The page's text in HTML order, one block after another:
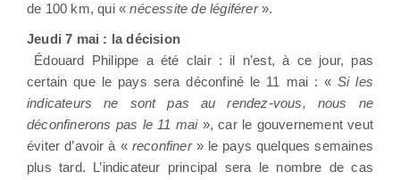
de 100 km, qui «nécessite de légiférer».
Jeudi 7 mai : la décision
Édouard Philippe a été clair : il n’est, à ce jour, pas
certain que le pays sera déconfiné le 11 mai : «Si les
indicateurs ne sont pas au rendez-vous, nous ne
déconfinerons pas le 11 mai », car le gouvernement veut
éviter d’avoir à « reconfiner » le pays quelques semaines
plus tard. L’indicateur principal sera le nombre de cas